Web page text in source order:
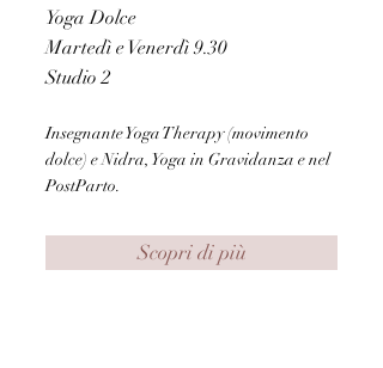
Yoga Dolce
Martedì e Venerdì 9.30
Studio 2
Insegnante Yoga Therapy (movimento
dolce) e Nidra, Yoga in Gravidanza e nel
PostParto.
Scopri di più